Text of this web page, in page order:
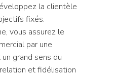
la clientèle
fixés.
vous assurez le
par une
grand sens du
et fidélisation